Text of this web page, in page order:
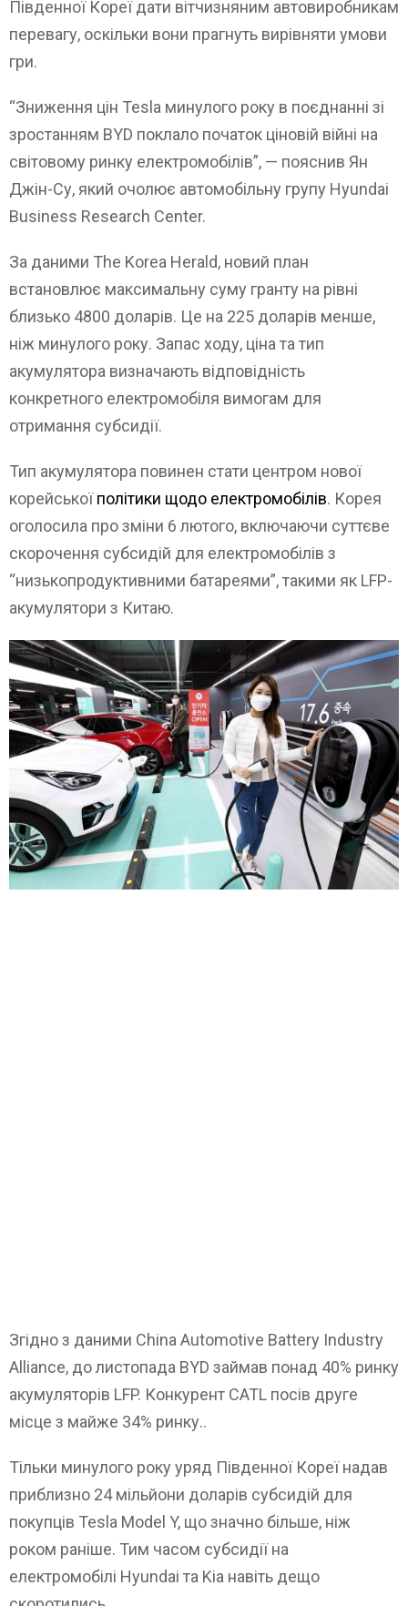
Південної Кореї дати вітчизняним автовиробникам
перевагу, оскільки вони прагнуть вирівняти умови
гри.
“Зниження цін Tesla минулого року в поєднанні зі
зростанням BYD поклало початок ціновій війні на
світовому ринку електромобілів”, — пояснив Ян
Джін-Су, який очолює автомобільну групу Hyundai
Business Research Center.
За даними The Korea Herald, новий план
встановлює максимальну суму гранту на рівні
близько 4800 доларів. Це на 225 доларів менше,
ніж минулого року. Запас ходу, ціна та тип
акумулятора визначають відповідність
конкретного електромобіля вимогам для
отримання субсидії.
Тип акумулятора повинен стати центром нової
корейськоїполітики щодо електромобілів. Корея
оголосила про зміни 6 лютого, включаючи суттєве
скорочення субсидій для електромобілів з
“низькопродуктивними батареями”, такими як LFP-
акумулятори з Китаю.
Згідно з даними China Automotive Battery Industry
Alliance, до листопада BYD займав понад 40% ринку
акумуляторів LFP. Конкурент CATL посів друге
місце з майже 34% ринку..
Тільки минулого року уряд Південної Кореї надав
приблизно 24 мільйони доларів субсидій для
покупців Tesla Model Y, що значно більше, ніж
роком раніше. Тим часом субсидії на
електромобілі Hyundai та Kia навіть дещо